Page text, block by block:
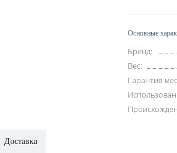
Основные
Бренд:
Вес:
Гарантия
Доставка